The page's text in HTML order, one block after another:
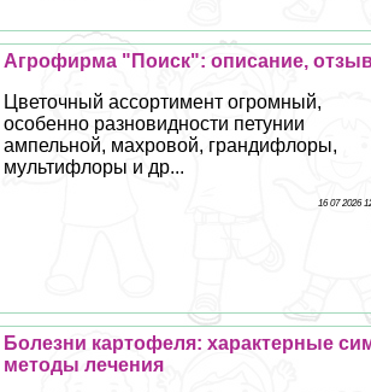
Агрофирма "Поиск": описание,
Цветочный ассортимент огромный,
особенно разновидности петунии
ампельной, махровой, грандифлоры,
мультифлоры и др...
16 07 2026
Болезни картофеля: хаpaктерные
методы лечения